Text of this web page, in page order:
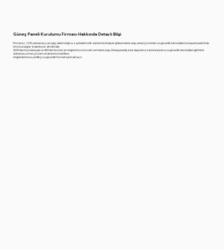
Güneş Paneli Kurulumu Firması Hakkında Detaylı Bilgi
Firmamız, 2010 yılından bu yana güç elektroniği ve zayıf elektronik alanlarında faaliyet göstermekte olup, enerji çözümleri ve güvenlik teknolojileri konusunda sektörde
öncü kuruluşlar arasında yer almaktadır.
3000'den fazla bireysel ve 400'den fazla ticari müşterimize hizmet vermekte olup, Güneş enerjisi, solar depolama, tarımsal sulama ve güvenlik teknolojileri gibi farklı
alanlarda uzman çözüm ortaklarımızla birlikte,
müşterilerimize yenilikçi ve güvenilir hizmet sunmaktayız.